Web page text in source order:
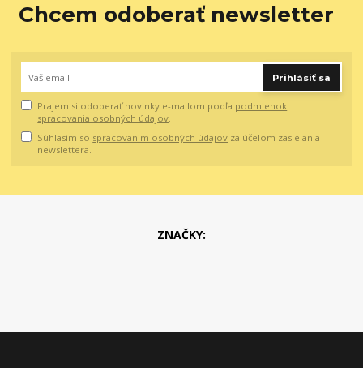
Chcem odoberať newsletter
Prihlásiť sa
Prajem si odoberať novinky e-mailom podľa podmienok
spracovania osobných údajov.
Súhlasím so spracovaním osobných údajov za účelom zasielania
newslettera.
ZNAČKY: